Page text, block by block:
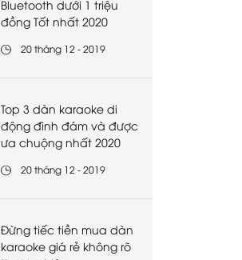
Bluetooth dưới 1 triệu
đồng Tốt nhất 2020
20 tháng 12 - 2019
Top 3 dàn karaoke di
động đình đám và được
ưa chuộng nhất 2020
20 tháng 12 - 2019
Đừng tiếc tiền mua dàn
karaoke giá rẻ không rõ